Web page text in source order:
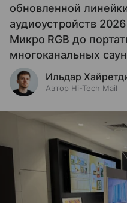
обновленной
аудиоустройств
Микро RGB до
многоканальных
Ильдар
Автор Hi-Tech Mail